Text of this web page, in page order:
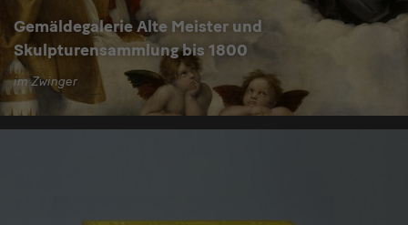
Gemäldegalerie Alte Meister und
Skulpturensammlung bis 1800
im Zwinger